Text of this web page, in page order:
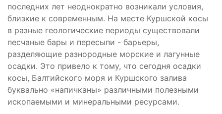
последних лет неоднократно возникали условия,
близкие к современным. На месте Куршской косы
в разные геологические периоды существовали
песчаные бары и пересыпи - барьеры,
разделяющие разнородные морские и лагунные
осадки. Это привело к тому, что сегодня осадки
косы, Балтийского моря и Куршского залива
буквально «напичканы» различными полезными
ископаемыми и минеральными ресурсами.